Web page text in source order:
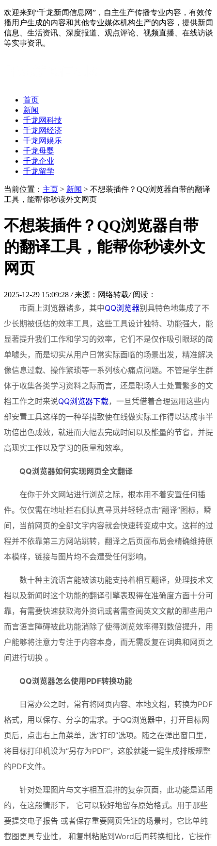
欢迎来到“千龙新闻信息网”，自主生产传播专业内容，有效传
播用户生成的内容和其他专业媒体机构生产的内容，提供新闻
信息、生活资讯、深度报道、观点评论、视频直播、在线访谈
等实事资讯。
首页
新闻
千龙网科技
千龙网经济
千龙网娱乐
千龙母婴
千龙企业
千龙留学
当前位置： 主页 > 新闻 > 不想装插件？QQ浏览器自带的翻译
工具，能帮你秒读外文网页
不想装插件？QQ浏览器自带
的翻译工具，能帮你秒读外文
网页
2025-12-29 15:09:28 / 来源：网络转载/ 阅读：
市面上浏览器诸多，其中QQ浏览器别具特色地集成了不
少长期被低估的效率工具，这些工具设计独特、功能强大，能
显著提升我们工作和学习的效率，它们不是仅作吸引眼球的简
单噱头，而是切实从用户日常实际面临的场景出发，精准解决
像信息过载、操作繁琐等一系列核心痛点问题。不管是学生群
体于收集各类学习资料之际而言，还是职场人士处置繁多的文
档工作之时来说QQ浏览器下载，一旦凭借着合理运用这些内
部安置工具这样的一种举措致使在线做实际工作得以达成事半
功倍出色成效，就进而大幅去完成时间以及能量的节省，并提
高现实工作以及学习的质量和效率。
QQ浏览器如何实现网页全文翻译
在你于外文网站进行浏览之际，根本用不着安置任何插
件。仅仅需在地址栏右侧认真寻觅并轻轻点击“翻译”图标，瞬
间，当前网页的全部文字内容就会快速转变成中文。这样的过
程并不依靠第三方网站跳转，翻译之后页面布局会精确维持原
本模样，链接与图片均不会遭受任何影响。
数十种主流语言能被该功能支持着相互翻译，处理技术文
档以及新闻时这个功能的翻译引擎表现得在准确度方面十分可
靠，有需要快速获取海外资讯或者需查阅英文文献的那些用户
而言语言障碍被此功能消除了使得浏览效率得到数倍提升，用
户能够将注意力专注于内容本身，而无需反复在词典和网页之
间进行切换 。
QQ浏览器怎么使用PDF转换功能
日常办公之时，常有将网页内容、本地文档，转换为PDF
格式，用以保存、分享的需求。于QQ浏览器中，打开目标网
页后，点击右上角菜单，选“打印”选项。随之在弹出窗口里，
将目标打印机设为“另存为PDF”，这般就能一键生成排版规整
的PDF文件。
针对处理图片与文字相互混排的复杂页面，此功能是适用
的，在这般情形下， 它可以较好地留存原始格式。用于那些
要提交电子报告 或者保存重要网页凭证的场景时，它比单纯
截图更具专业性， 和复制粘贴到Word后再转换相比，它操作